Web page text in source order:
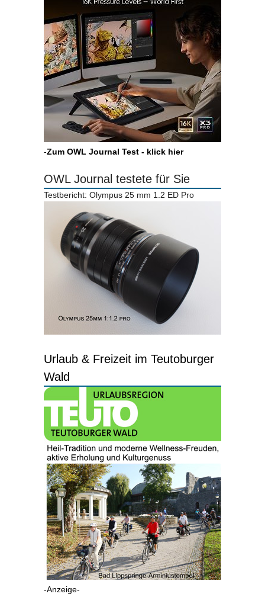
-Zum OWL Journal Test - klick hier
OWL Journal testete für Sie
Testbericht: Olympus 25 mm 1.2 ED Pro
Urlaub & Freizeit im Teutoburger
Wald
-Anzeige-